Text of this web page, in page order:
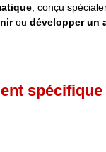
, conçu
ou développer un